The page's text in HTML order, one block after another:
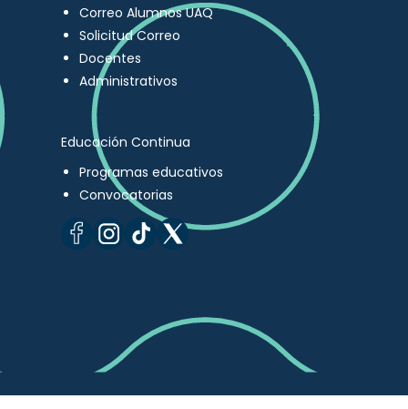
Correo Alumnos UAQ
Solicitud Correo
Docentes
Administrativos
Educación Continua
Programas educativos
Convocatorias